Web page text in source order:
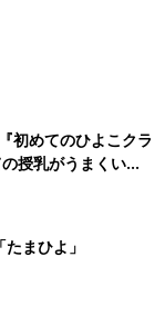
初めてのひよこクラ
授乳がうまくい
のトラブル 解決テ
まひよ」